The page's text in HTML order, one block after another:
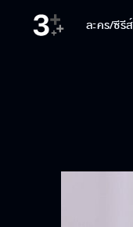
ละคร/ซีรีส์